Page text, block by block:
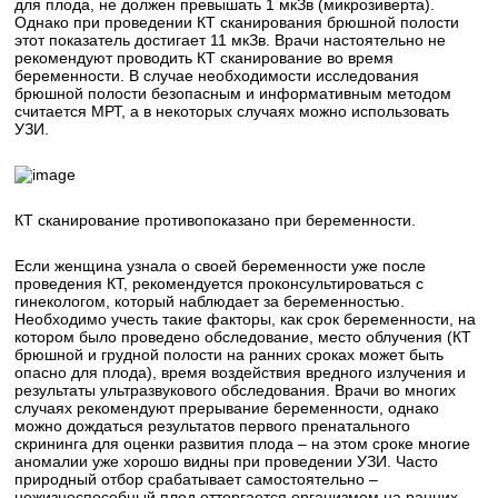
для плода, не должен превышать 1 мкЗв (микрозиверта).
Однако при проведении КТ сканирования брюшной полости
этот показатель достигает 11 мкЗв. Врачи настоятельно не
рекомендуют проводить КТ сканирование во время
беременности. В случае необходимости исследования
брюшной полости безопасным и информативным методом
считается МРТ, а в некоторых случаях можно использовать
УЗИ.
КТ сканирование противопоказано при беременности.
Если женщина узнала о своей беременности уже после
проведения КТ, рекомендуется проконсультироваться с
гинекологом, который наблюдает за беременностью.
Необходимо учесть такие факторы, как срок беременности, на
котором было проведено обследование, место облучения (КТ
брюшной и грудной полости на ранних сроках может быть
опасно для плода), время воздействия вредного излучения и
результаты ультразвукового обследования. Врачи во многих
случаях рекомендуют прерывание беременности, однако
можно дождаться результатов первого пренатального
скрининга для оценки развития плода – на этом сроке многие
аномалии уже хорошо видны при проведении УЗИ. Часто
природный отбор срабатывает самостоятельно –